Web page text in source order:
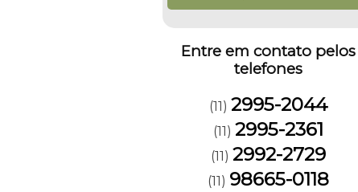
Entre em contato pelos
telefones
(11) 2995-2044
(11) 2995-2361
(11) 2992-2729
(11) 98665-0118